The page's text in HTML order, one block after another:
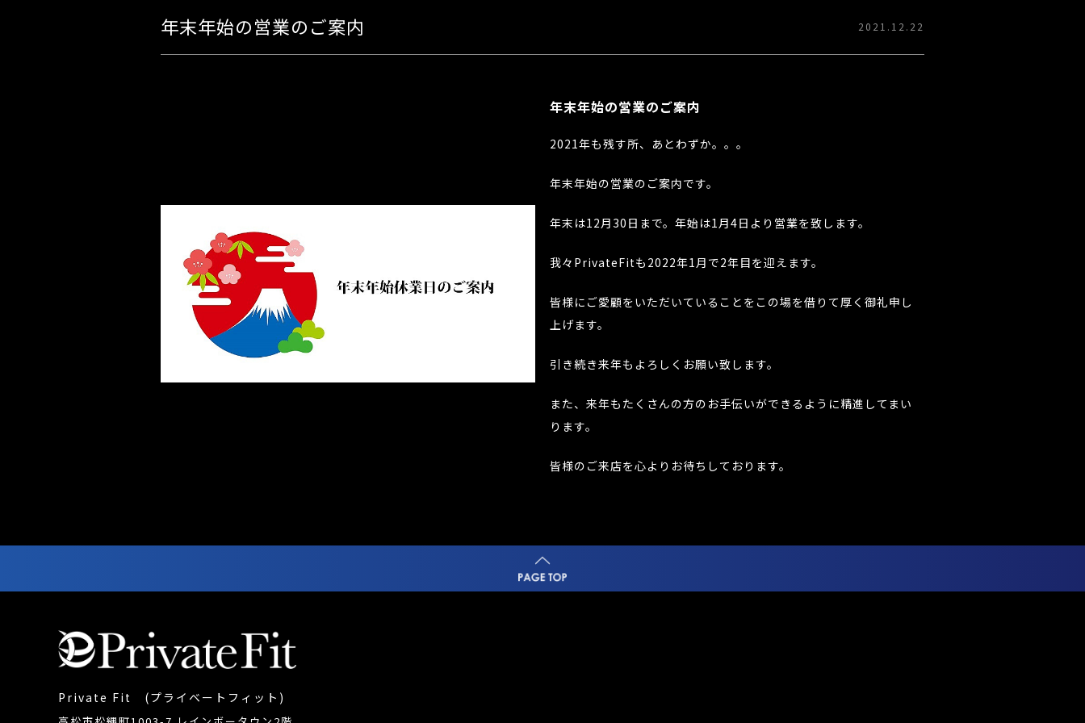
年末年始の営業のご案内 2021.12.22
年末年始の営業のご案内
2021年も残す所、あとわずか。。。
年末年始の営業のご案内です。
年末は12月30日まで。年始は1月4日より営業を致します。
我々PrivateFitも2022年1月で2年目を迎えます。
皆様にご愛顧をいただいていることをこの場を借りて厚く御礼申し
上げます。
引き続き来年もよろしくお願い致します。
また、来年もたくさんの方のお手伝いができるように精進してまい
ります。
皆様のご来店を心よりお待ちしております。
Private Fit (プライベートフィット)